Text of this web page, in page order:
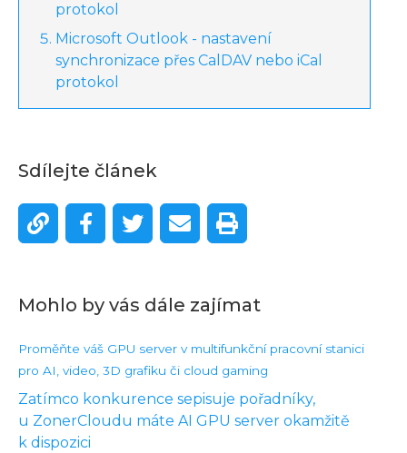
protokol
Microsoft Outlook - nastavení
synchronizace přes CalDAV nebo iCal
protokol
Sdílejte článek
Mohlo by vás dále zajímat
Proměňte váš GPU server v multifunkční pracovní stanici
pro AI, video, 3D grafiku či cloud gaming
Zatímco konkurence sepisuje pořadníky,
u ZonerCloudu máte AI GPU server okamžitě
k dispozici